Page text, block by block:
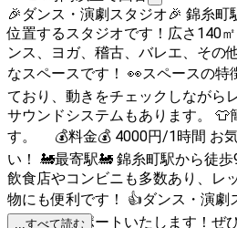
🎉ダンス・演劇スタジオ🎉 錦糸町駅から徒歩9分の好立地に
位置するスタジオです！広さ140
ンス、ヨガ、稽古、バレエ、その
なスペースです！ 👀スペースの特徴👀 🎭ミラー壁が完備し
ており、動きをチェックしながら
サウンドシステムもあります。 👕
す。 💰料金💰 4000円/1時間 お気軽にお問い合わせくださ
い！ 🚂最寄駅🚂 錦糸町駅から徒歩9分の好立地！周辺には
飲食店やコンビニも多数あり、レ
物にも便利です！ 👍ダンス・演劇スタジオでは、皆様のレ
ッスンをサポートいたします！ぜ
...すべて読む